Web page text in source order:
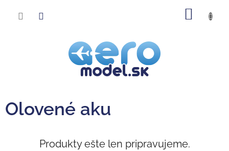
Olovené aku
Produkty ešte len pripravujeme.